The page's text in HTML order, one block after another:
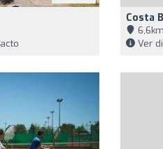
Costa
Ver